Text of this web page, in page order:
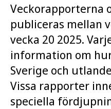
Veckorapporterna
publiceras mellan
vecka 20 2025.
information om
Sverige och
Vissa rapporter
speciella